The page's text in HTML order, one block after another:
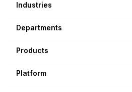
Industries
Departments
Products
Platform